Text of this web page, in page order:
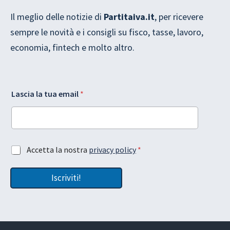
Il meglio delle notizie di Partitaiva.it, per ricevere
sempre le novità e i consigli su fisco, tasse, lavoro,
economia, fintech e molto altro.
c
c
t
a
z
a
a
y
u
*
*
Lascia la tua email *
A
c
t
Accetta la nostra privacy policy *
Iscriviti!